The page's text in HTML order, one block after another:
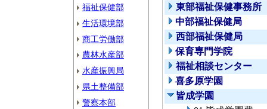
福祉保健部
生活環境部
商工労働部
農林水産部
水産振興局
県土整備部
警察本部
東部福祉保健事務所
中部福祉保健局
西部福祉保健局
保育専門学院
福祉相談センター
喜多原学園
皆成学園